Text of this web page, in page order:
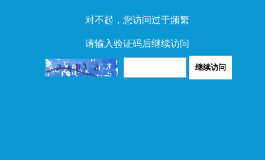
对不起，您访问过于频繁
请输入验证码后继续访问
继续访问